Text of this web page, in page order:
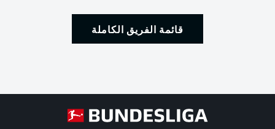
قائمة الفريق الكاملة